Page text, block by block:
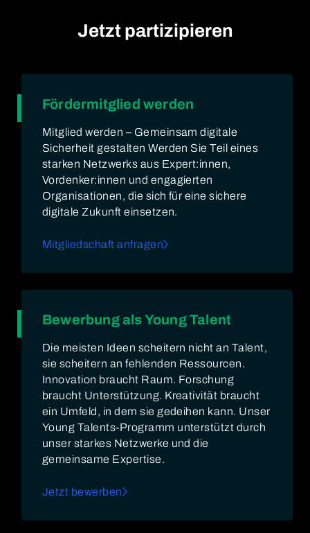
Jetzt partizipieren
Fördermitglied werden
Mitglied werden – Gemeinsam digitale
Sicherheit gestalten Werden Sie Teil eines
starken Netzwerks aus Expert:innen,
Vordenker:innen und engagierten
Organisationen, die sich für eine sichere
digitale Zukunft einsetzen.
Mitgliedschaft anfragen
Bewerbung als Young Talent
Die meisten Ideen scheitern nicht an Talent,
sie scheitern an fehlenden Ressourcen.
Innovation braucht Raum. Forschung
braucht Unterstützung. Kreativität braucht
ein Umfeld, in dem sie gedeihen kann. Unser
Young Talents-Programm unterstützt durch
unser starkes Netzwerke und die
gemeinsame Expertise.
Jetzt bewerben